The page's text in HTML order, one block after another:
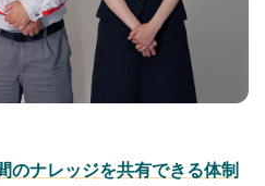
のナレッジを共有できる体制